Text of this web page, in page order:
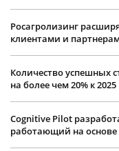
Росагролизинг
клиентами и
Количество успешных
на более чем 20% к 2025
Cognitive Pilot
работающий на